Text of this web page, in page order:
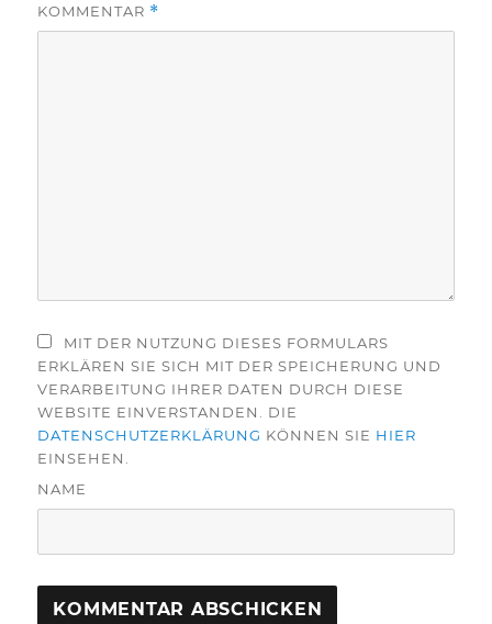
KOMMENTAR *
MIT DER NUTZUNG DIESES FORMULARS
ERKLÄREN SIE SICH MIT DER SPEICHERUNG UND
VERARBEITUNG IHRER DATEN DURCH DIESE
WEBSITE EINVERSTANDEN. DIE
DATENSCHUTZERKLÄRUNG KÖNNEN SIE HIER
EINSEHEN.
NAME